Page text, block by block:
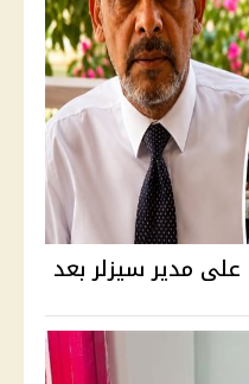
مدير سيزلر بعد